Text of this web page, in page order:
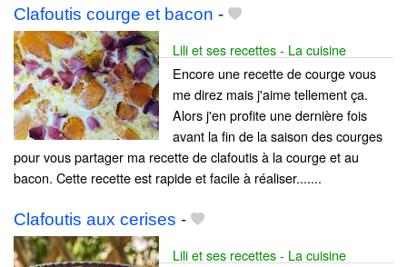
Clafoutis courge et bacon -
Lili et ses recettes - La cuisine
Encore une recette de courge vous
me direz mais j'aime tellement ça.
Alors j'en profite une dernière fois
avant la fin de la saison des courges
pour vous partager ma recette de clafoutis à la courge et au
bacon. Cette recette est rapide et facile à réaliser.......
Clafoutis aux cerises -
Lili et ses recettes - La cuisine